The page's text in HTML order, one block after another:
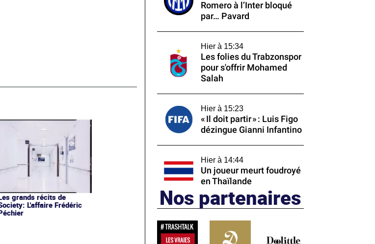
grands récits de
L'affaire Frédéric
Romero à l’Inter bloqué
par… Pavard
Hier à 15:34
Les folies du Trabzonspor
pour s'offrir Mohamed
Salah
Hier à 15:23
« Il doit partir » : Luis Figo
dézingue Gianni Infantino
Hier à 14:44
Un joueur meurt foudroyé
en Thaïlande
Nos partenaires